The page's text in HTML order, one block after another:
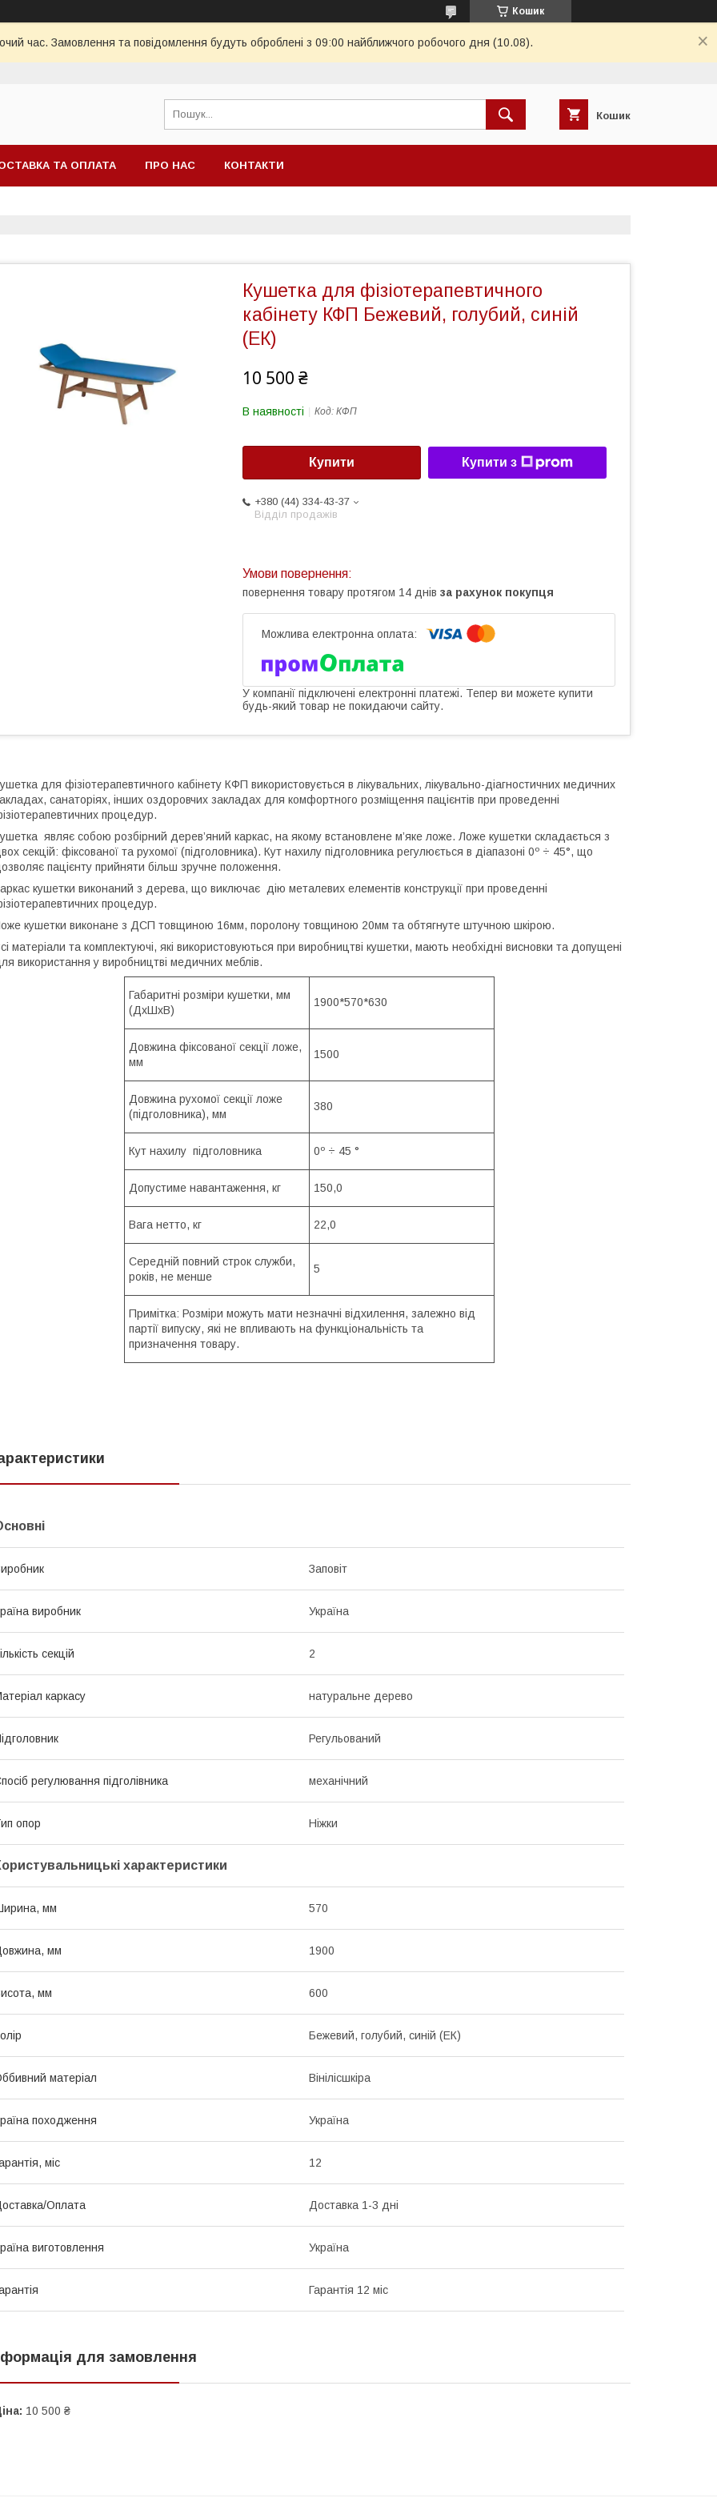
Кошик
час. Замовлення та повідомлення будуть оброблені з 09:00 найближчого робочого дня (10.08).
Кошик
ТА ОПЛАТА ПРО НАС КОНТАКТИ
Кушетка для фізіотерапевтичного
кабінету КФП Бежевий, голубий, синій
(ЕК)
10 500 ₴
В наявності Код: КФП
Купити Купити з
+380 (44) 334-43-37
Відділ продажів
повернення товару протягом 14 днів за рахунок покупця
У компанії підключені електронні платежі. Тепер ви можете купити
будь-який товар не покидаючи сайту.
для фізіотерапевтичного кабінету КФП використовується в лікувальних, лікувально-діагностичних медичних
санаторіях, інших оздоровчих закладах для комфортного розміщення пацієнтів при проведенні
процедур.
являє собою розбірний дерев’яний каркас, на якому встановлене м’яке ложе. Ложе кушетки складається з
секцій: фіксованої та рухомої (підголовника). Кут нахилу підголовника регулюється в діапазоні 0º ÷ 45°, що
пацієнту прийняти більш зручне положення.
кушетки виконаний з дерева, що виключає дію металевих елементів конструкції при проведенні
процедур.
кушетки виконане з ДСП товщиною 16мм, поролону товщиною 20мм та обтягнуте штучною шкірою.
матеріали та комплектуючі, які використовуються при виробництві кушетки, мають необхідні висновки та допущені
використання у виробництві медичних меблів.
Габаритні розміри кушетки, мм
(ДхШхВ)
1900*570*630
Довжина фіксованої секції ложе,
мм
1500
Довжина рухомої секції ложе
(підголовника), мм
380
Кут нахилу підголовника 0º ÷ 45 °
Допустиме навантаження, кг 150,0
Вага нетто, кг 22,0
Середній повний строк служби,
років, не менше
5
Примітка: Розміри можуть мати незначні відхилення, залежно від
партії випуску, які не впливають на функціональність та
призначення товару.
Заповіт
виробник Україна
секцій 2
каркасу натуральне дерево
Регульований
регулювання підголівника механічний
опор Ніжки
характеристики
мм 570
мм 1900
мм 600
Бежевий, голубий, синій (ЕК)
матеріал Вінілісшкіра
походження Україна
міс 12
Оплата Доставка 1-3 дні
виготовлення Україна
Гарантія 12 міс
для замовлення
10 500 ₴